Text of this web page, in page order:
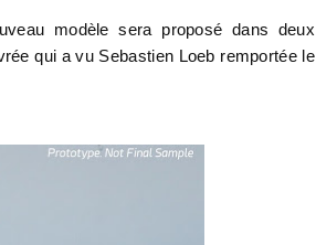
modèle sera proposé dans deux
qui a vu Sebastien Loeb remportée le